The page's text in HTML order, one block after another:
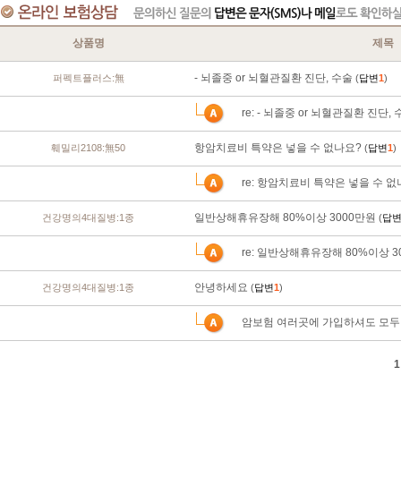
상품명 제목
퍼펙트플러스:無 - 뇌졸중 or 뇌혈관질환 진단, 수술 (답변1)
re: - 뇌졸중 or 뇌혈관질환 진단,
훼밀리2108:無50 항암치료비 특약은 넣을 수 없나요? (답변1)
re: 항암치료비 특약은 넣을 수 없
건강명의4대질병:1종 일반상해휴유장해 80%이상 3000만원 (답변
re: 일반상해휴유장해 80%이상
건강명의4대질병:1종 안녕하세요 (답변1)
암보험 여러곳에 가입하셔도 모
1